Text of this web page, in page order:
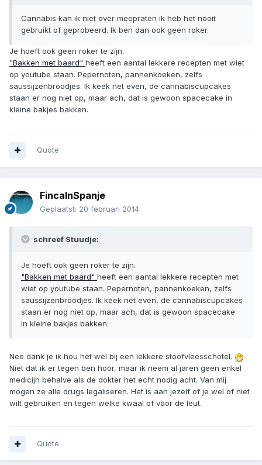
Cannabis kan ik niet over meepraten ik heb het nooit
gebruikt of geprobeerd. Ik ben dan ook geen roker.
Je hoeft ook geen roker te zijn.
"Bakken met baard" heeft een aantal lekkere recepten met wiet
op youtube staan. Pepernoten, pannenkoeken, zelfs
saussijzenbroodjes. Ik keek net even, de cannabiscupcakes
staan er nog niet op, maar ach, dat is gewoon spacecake in
kleine bakjes bakken.
Quote
FincaInSpanje
Geplaatst: 20 februari 2014
schreef Stuudje:
Je hoeft ook geen roker te zijn.
"Bakken met baard" heeft een aantal lekkere recepten met
wiet op youtube staan. Pepernoten, pannenkoeken, zelfs
saussijzenbroodjes. Ik keek net even, de cannabiscupcakes
staan er nog niet op, maar ach, dat is gewoon spacecake
in kleine bakjes bakken.
Nee dank je ik hou het wel bij een lekkere stoofvleesschotel.
Niet dat ik er tegen ben hoor, maar ik neem al jaren geen enkel
medicijn behalve als de dokter het echt nodig acht. Van mij
mogen ze alle drugs legaliseren. Het is aan jezelf of je wel of niet
wilt gebruiken en tegen welke kwaal of voor de leut.
Quote